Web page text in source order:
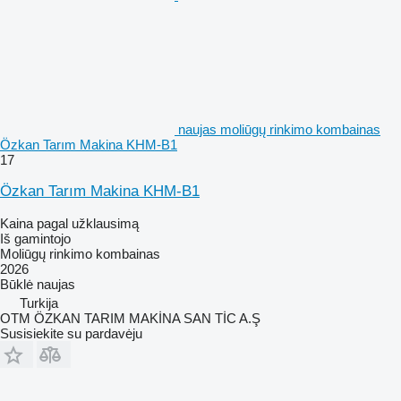
naujas moliūgų rinkimo kombainas
Özkan Tarım Makina KHM-B1
17
Özkan Tarım Makina KHM-B1
Kaina pagal užklausimą
Iš gamintojo
Moliūgų rinkimo kombainas
2026
Būklė naujas
Turkija
OTM ÖZKAN TARIM MAKİNA SAN TİC A.Ş
Susisiekite su pardavėju